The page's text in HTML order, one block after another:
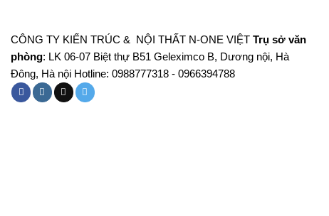
CÔNG TY KIẾN TRÚC & NỘI THẤT N-ONE VIỆT Trụ sở văn
phòng: LK 06-07 Biệt thự B51 Geleximco B, Dương nội, Hà
Đông, Hà nội Hotline: 0988777318 - 0966394788